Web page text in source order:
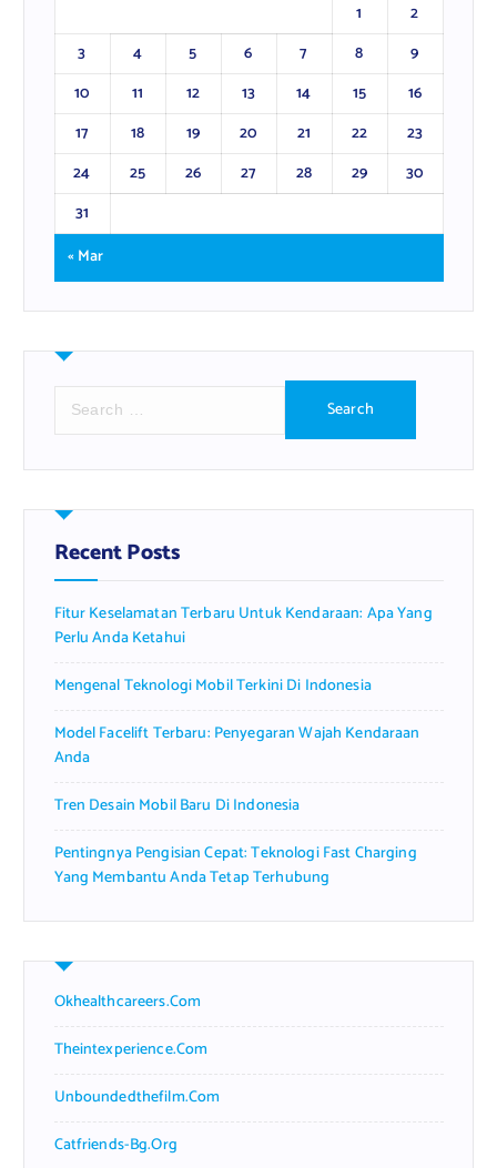
1
2
3
4 5 6 7 8
9
10
11 12 13 14 15
16
17
18 19 20 21 22
23
24
25 26 27 28 29
30
31
« Mar
r
h
f
o
:
Recent Posts
Fitur Keselamatan Terbaru Untuk Kendaraan: Apa Yang
Perlu Anda Ketahui
Mengenal Teknologi Mobil Terkini Di Indonesia
Model Facelift Terbaru: Penyegaran Wajah Kendaraan
Anda
Tren Desain Mobil Baru Di Indonesia
Pentingnya Pengisian Cepat: Teknologi Fast Charging
Yang Membantu Anda Tetap Terhubung
Okhealthcareers.com
Theintexperience.com
Unboundedthefilm.com
Catfriends-Bg.org